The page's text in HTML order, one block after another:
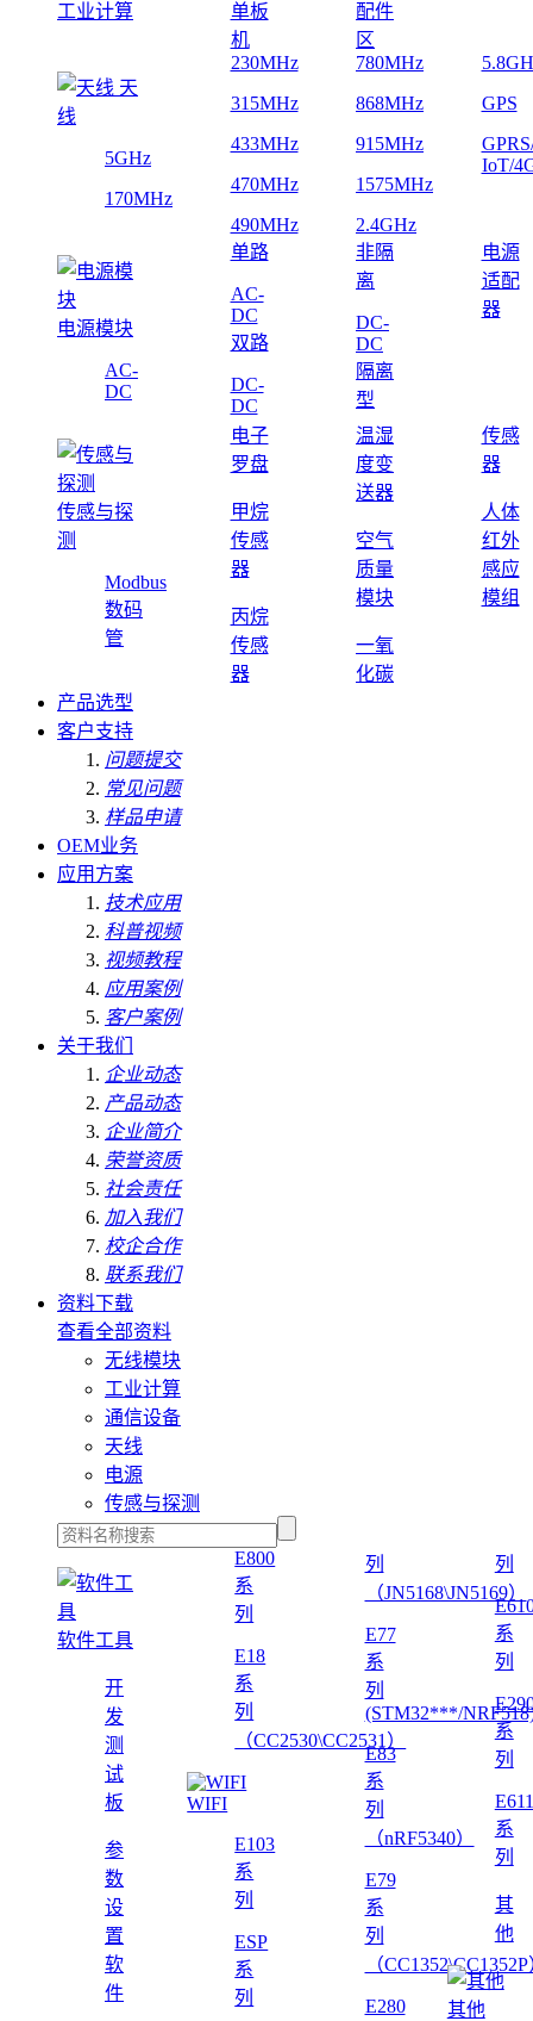
工业计算
单板
机
配件
区
天
线
5GHz
170MHz
230MHz
315MHz
433MHz
470MHz
490MHz
780MHz
868MHz
915MHz
1575MHz
2.4GHz
GPS
IoT/
电源模块
AC-
DC
单路
AC-
DC
双路
DC-
DC
非隔
离
DC-
DC
隔离
型
电源
适配
器
传感与探
测
Modbus
数码
管
电子
罗盘
甲烷
传感
器
丙烷
传感
器
温湿
度变
送器
空气
质量
模块
一氧
化碳
传感
器
人体
红外
感应
模组
产品选型
客户支持
问题提交
常见问题
样品申请
OEM业务
应用方案
技术应用
科普视频
视频教程
应用案例
客户案例
关于我们
企业动态
产品动态
企业简介
荣誉资质
社会责任
加入我们
校企合作
联系我们
资料下载
查看全部资料
无线模块
工业计算
通信设备
天线
电源
传感与探测
软件工具
开
发
测
试
板
参
数
设
置
软
件
E800
系
列
E18
系
列
（CC2530\CC2531）
WIFI
E103
系
列
ESP
系
列
列
（JN5168\JN5169）
E77
系
列
(STM32***/
E83
系
列
（nRF5340）
E79
系
列
（
E280
列
系
列
系
列
E611
系
列
其
他
其他